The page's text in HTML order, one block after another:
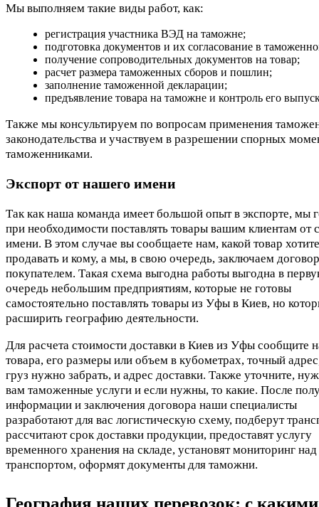
Мы выполняем такие виды работ, как:
регистрация участника ВЭД на таможне;
подготовка документов и их согласование в
получение сопроводительных документов на товар;
расчет размера таможенных сборов и пошлин;
заполнение таможенной декларации;
предъявление товара на таможне и контроль его
Также мы консультируем по вопросам применения
законодательства и участвуем в разрешении спорных
таможенниками.
Экспорт от нашего имени
Так как наша команда имеет большой опыт в экспорте, мы
при необходимости поставлять товары вашим клиентам от
имени. В этом случае вы сообщаете нам, какой товар хотите
продавать и кому, а мы, в свою очередь, заключаем
покупателем. Такая схема выгодна работы выгодна в
очередь небольшим предприятиям, которые не готовы
самостоятельно поставлять товары из Уфы в Киев, но
расширить географию деятельности.
Для расчета стоимости доставки в Киев из Уфы сообщите
товара, его размеры или объем в кубометрах, точный
груз нужно забрать, и адрес доставки. Также уточните,
вам таможенные услуги и если нужны, то какие. После
информации и заключения договора наши специалисты
разработают для вас логистическую схему, подберут
рассчитают срок доставки продукции, предоставят услугу
временного хранения на складе, установят мониторинг над
транспортом, оформят документы для таможни.
География наших перевозок: с какими